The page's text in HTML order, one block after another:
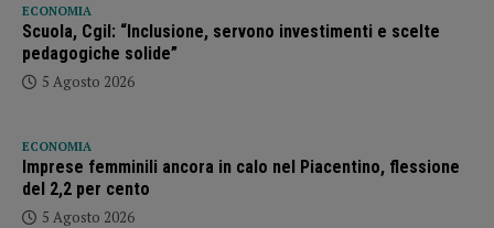
ECONOMIA
Scuola, Cgil: “Inclusione, servono investimenti e scelte
pedagogiche solide”
5 Agosto 2026
ECONOMIA
Imprese femminili ancora in calo nel Piacentino, flessione
del 2,2 per cento
5 Agosto 2026